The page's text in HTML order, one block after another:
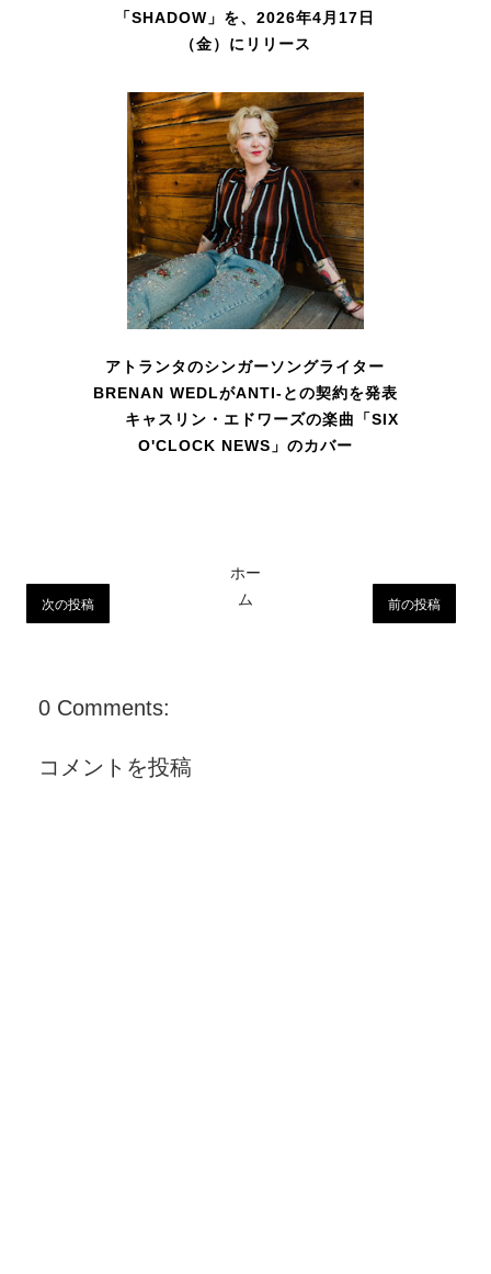
「SHADOW」を、2026年4月17日
（金）にリリース
アトランタのシンガーソングライター
BRENAN WEDLがANTI-との契約を発表
キャスリン・エドワーズの楽曲「SIX
O'CLOCK NEWS」のカバー
次の投稿 前の投稿
ホー
ム
0 Comments:
コメントを投稿